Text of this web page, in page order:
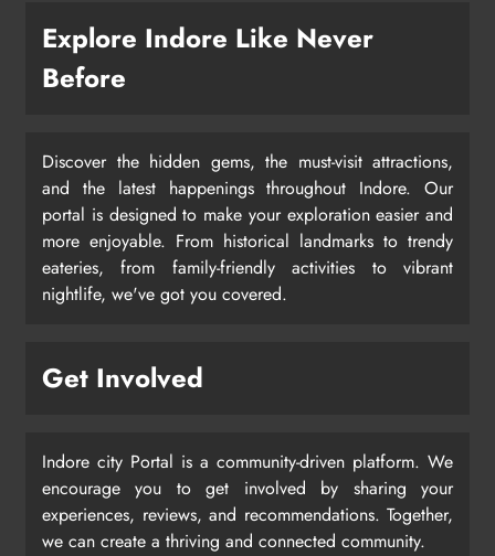
Explore Indore Like Never
Before
Discover the hidden gems, the must-visit attractions,
and the latest happenings throughout Indore. Our
portal is designed to make your exploration easier and
more enjoyable. From historical landmarks to trendy
eateries, from family-friendly activities to vibrant
nightlife, we've got you covered.
Get Involved
Indore city Portal is a community-driven platform. We
encourage you to get involved by sharing your
experiences, reviews, and recommendations. Together,
we can create a thriving and connected community.